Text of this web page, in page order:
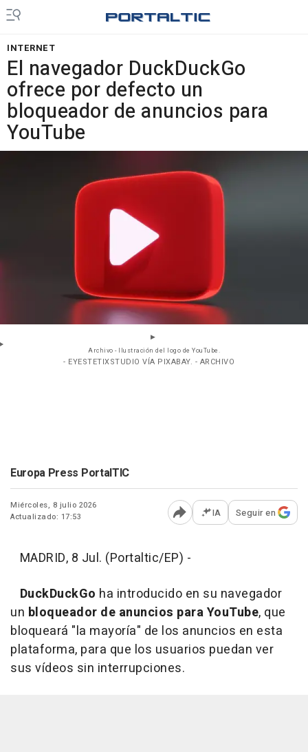
INTERNET
El navegador DuckDuckGo
ofrece por defecto un
bloqueador de anuncios para
YouTube
Archivo - Ilustración del logo de YouTube.
- EYESTETIXSTUDIO VÍA PIXABAY. - ARCHIVO
Europa Press PortalTIC
Miércoles, 8 julio 2026
Actualizado: 17:53
Abrir opciones para
IA Seguir en
MADRID, 8 Jul. (Portaltic/EP) -
DuckDuckGo ha introducido en su navegador
un bloqueador de anuncios para YouTube, que
bloqueará "la mayoría" de los anuncios en esta
plataforma, para que los usuarios puedan ver
sus vídeos sin interrupciones.